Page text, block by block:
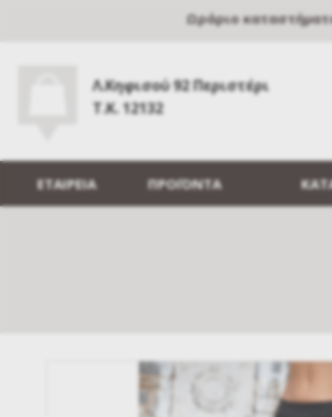
Λ.Κηφισού 92 Περιστέρι
Τ.Κ. 12132
ΕΤΑΙΡΕΙΑ ΠΡΟΪΟΝΤΑ
Ωράριο